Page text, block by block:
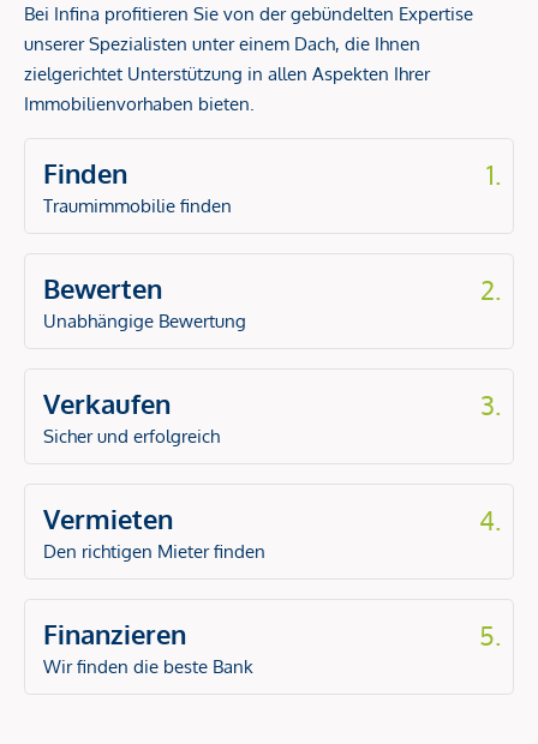
Bei Infina profitieren Sie von der gebündelten Expertise
unserer Spezialisten unter einem Dach, die Ihnen
zielgerichtet Unterstützung in allen Aspekten Ihrer
Immobilienvorhaben bieten.
Finden
Traumimmobilie finden
1.
Bewerten
Unabhängige Bewertung
2.
Verkaufen
Sicher und erfolgreich
3.
Vermieten
Den richtigen Mieter finden
4.
Finanzieren
Wir finden die beste Bank
5.